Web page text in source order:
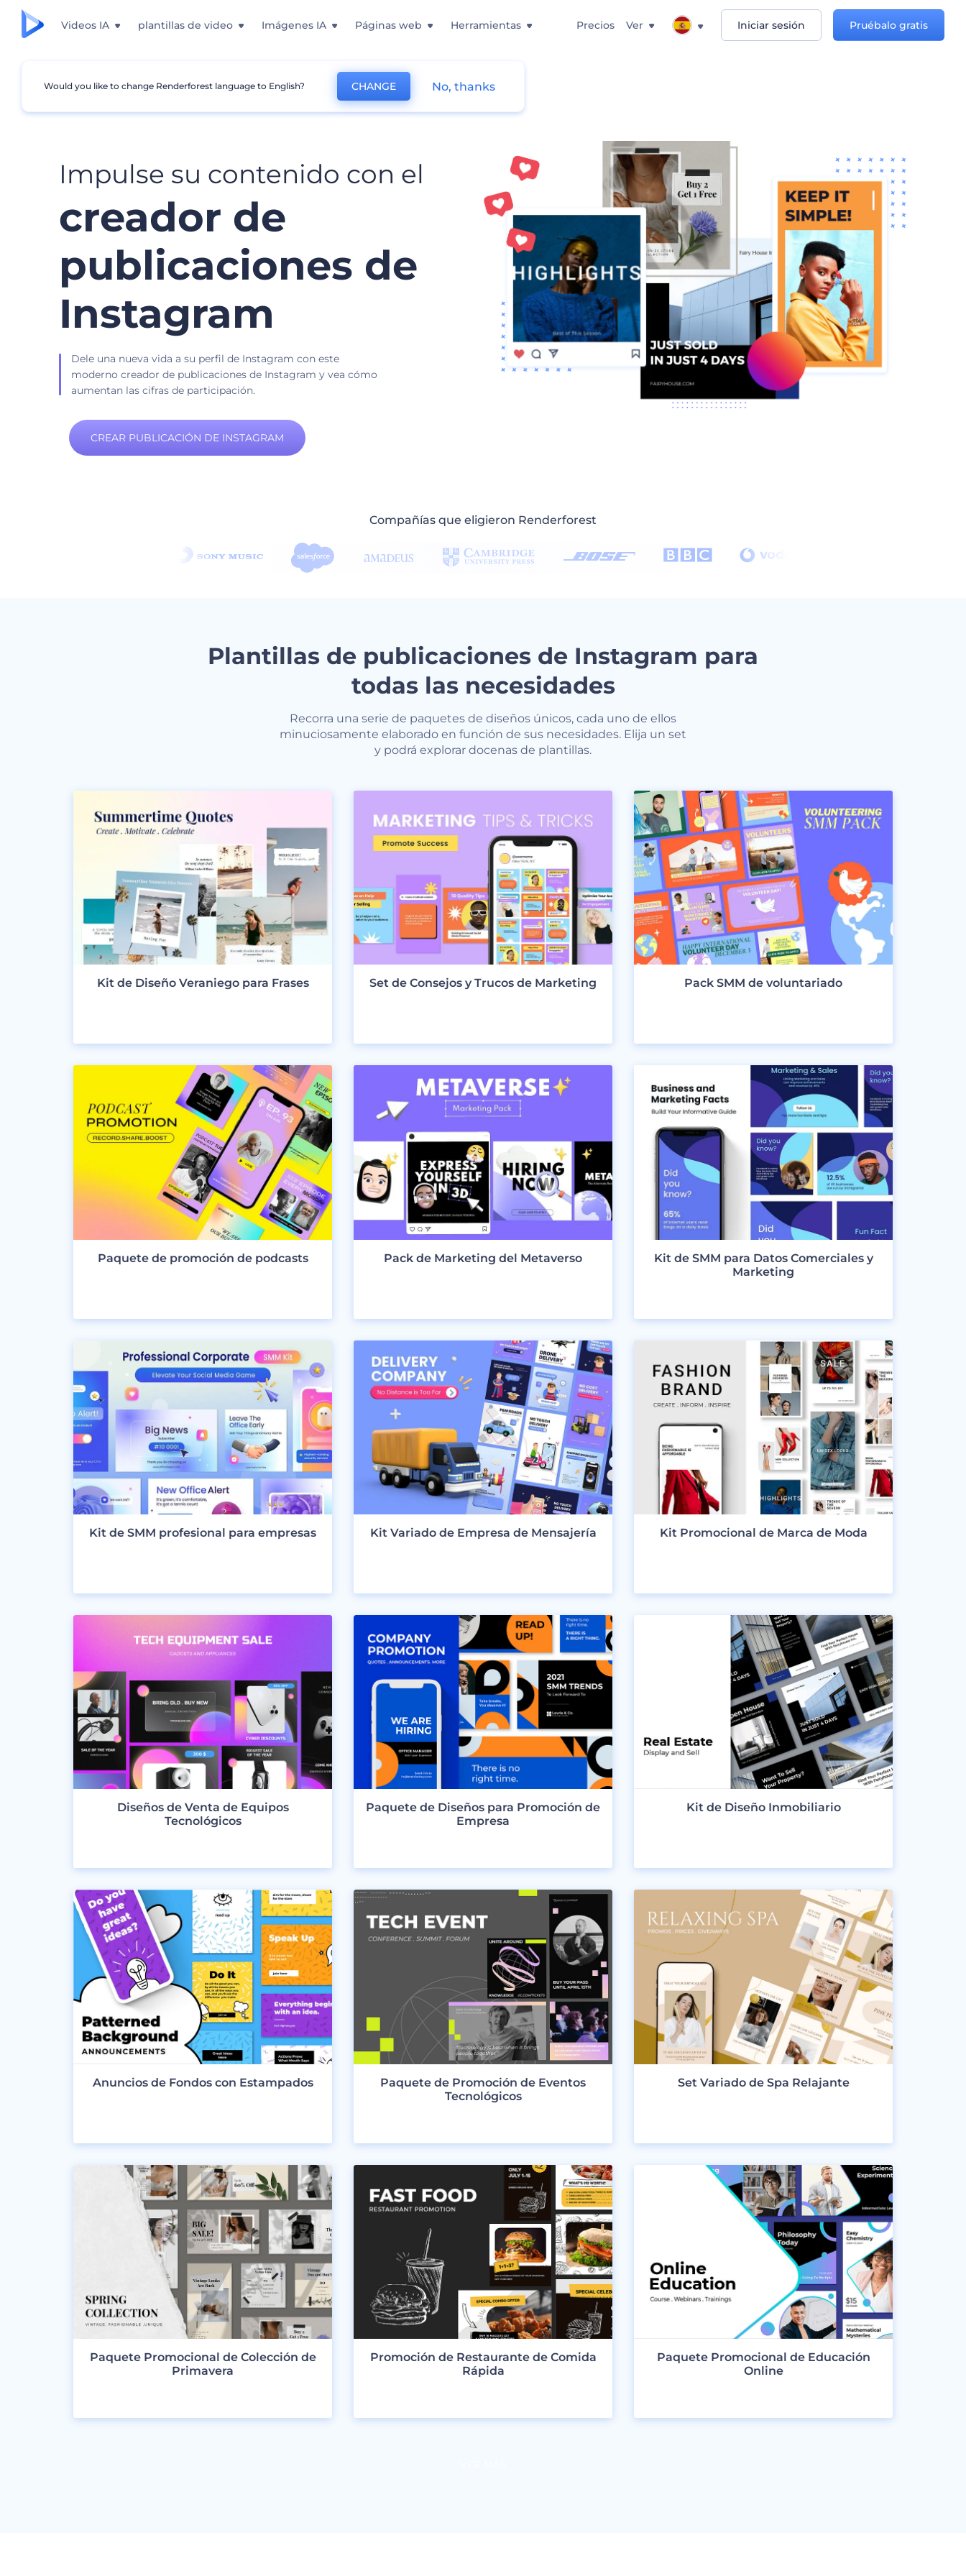
Videos IA plantillas de video Imágenes IA Páginas web Herramientas Precios Ver Iniciar sesión Pruébalo gratis
Impulse su contenido con el
creador de
publicaciones de
Instagram
Dele una nueva vida a su perfil de Instagram con este
moderno creador de publicaciones de Instagram y vea cómo
aumentan las cifras de participación.
CREAR PUBLICACIÓN DE INSTAGRAM
Compañías que eligieron Renderforest
Plantillas de publicaciones de Instagram para
todas las necesidades
Recorra una serie de paquetes de diseños únicos, cada uno de ellos
minuciosamente elaborado en función de sus necesidades. Elija un set
y podrá explorar docenas de plantillas.
Kit de Diseño Veraniego para Frases Set de Consejos y Trucos de Marketing Pack SMM de voluntariado
Paquete de promoción de podcasts Pack de Marketing del Metaverso
Kit de SMM para Datos Comerciales y
Marketing
Kit de SMM profesional para empresas Kit Variado de Empresa de Mensajería Kit Promocional de Marca de Moda
Diseños de Venta de Equipos
Tecnológicos
Paquete de Diseños para Promoción de
Empresa
Kit de Diseño Inmobiliario
Anuncios de Fondos con Estampados
Paquete de Promoción de Eventos
Tecnológicos
Set Variado de Spa Relajante
Paquete Promocional de Colección de
Primavera
Promoción de Restaurante de Comida
Rápida
Paquete Promocional de Educación
Online
Would you like to change Renderforest language to English? CHANGE No, thanks